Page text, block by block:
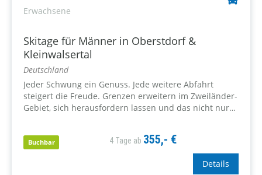
Erwachsene
Skitage für Männer in Oberstdorf &
Kleinwalsertal
Deutschland
Jeder Schwung ein Genuss. Jede weitere Abfahrt
steigert die Freude. Grenzen erweitern im Zweiländer-
Gebiet, sich herausfordern lassen und das nicht nur
Buchbar 4 Tage ab 355,- €
Details